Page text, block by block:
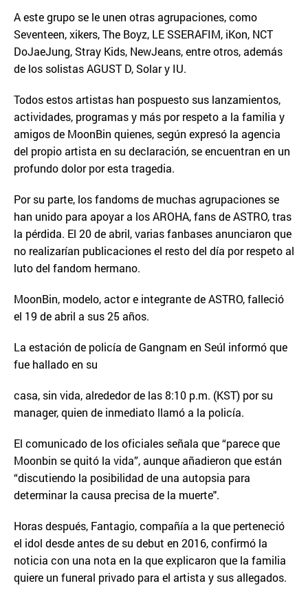
A este grupo se le unen otras agrupaciones, como
Seventeen, xikers, The Boyz, LE SSERAFIM, iKon, NCT
DoJaeJung, Stray Kids, NewJeans, entre otros, además
de los solistas AGUST D, Solar y IU.
Todos estos artistas han pospuesto sus lanzamientos,
actividades, programas y más por respeto a la familia y
amigos de MoonBin quienes, según expresó la agencia
del propio artista en su declaración, se encuentran en un
profundo dolor por esta tragedia.
Por su parte, los fandoms de muchas agrupaciones se
han unido para apoyar a los AROHA, fans de ASTRO, tras
la pérdida. El 20 de abril, varias fanbases anunciaron que
no realizarían publicaciones el resto del día por respeto al
luto del fandom hermano.
MoonBin, modelo, actor e integrante de ASTRO, falleció
el 19 de abril a sus 25 años.
La estación de policía de Gangnam en Seúl informó que
fue hallado en su
casa, sin vida, alrededor de las 8:10 p.m. (KST) por su
manager, quien de inmediato llamó a la policía.
El comunicado de los oficiales señala que “parece que
Moonbin se quitó la vida”, aunque añadieron que están
“discutiendo la posibilidad de una autopsia para
determinar la causa precisa de la muerte".
Horas después, Fantagio, compañía a la que perteneció
el idol desde antes de su debut en 2016, confirmó la
noticia con una nota en la que explicaron que la familia
quiere un funeral privado para el artista y sus allegados.